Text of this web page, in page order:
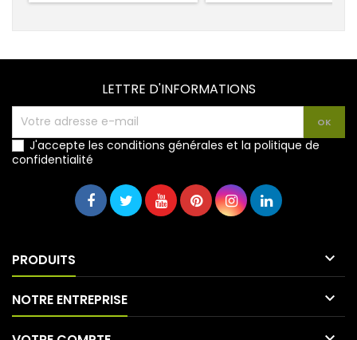
LETTRE D'INFORMATIONS
J'accepte les conditions générales et la politique de
confidentialité
PRODUITS 
NOTRE ENTREPRISE 